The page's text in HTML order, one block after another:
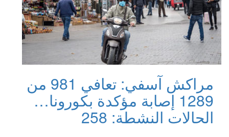
مراكش آسفي: تعافي 981 من
1289 إصابة مؤكدة بكورونا…
الحالات النشطة: 258